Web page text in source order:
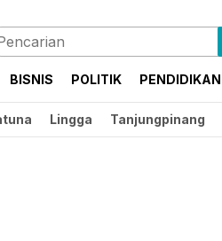
BISNIS POLITIK PENDIDIKAN
Lingga Tanjungpinang